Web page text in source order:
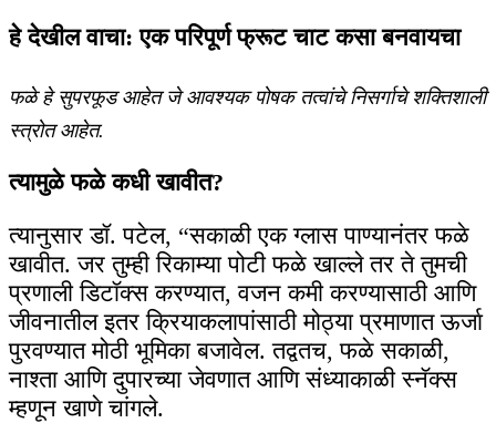
हे देखील वाचा: एक परिपूर्ण फ्रूट चाट कसा बनवायचा
फळे हे सुपरफूड आहेत जे आवश्यक पोषक तत्वांचे निसर्गाचे शक्तिशाली
स्त्रोत आहेत.
त्यामुळे फळे कधी खावीत?
त्यानुसार डॉ. पटेल, “सकाळी एक ग्लास पाण्यानंतर फळे
खावीत. जर तुम्ही रिकाम्या पोटी फळे खाल्ले तर ते तुमची
प्रणाली डिटॉक्स करण्यात, वजन कमी करण्यासाठी आणि
जीवनातील इतर क्रियाकलापांसाठी मोठ्या प्रमाणात ऊर्जा
पुरवण्यात मोठी भूमिका बजावेल. तद्वतच, फळे सकाळी,
नाश्ता आणि दुपारच्या जेवणात आणि संध्याकाळी स्नॅक्स
म्हणून खाणे चांगले.